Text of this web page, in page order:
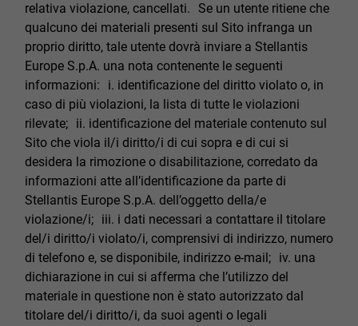
relativa violazione, cancellati. Se un utente ritiene che
qualcuno dei materiali presenti sul Sito infranga un
proprio diritto, tale utente dovrà inviare a Stellantis
Europe S.p.A. una nota contenente le seguenti
informazioni: i. identificazione del diritto violato o, in
caso di più violazioni, la lista di tutte le violazioni
rilevate; ii. identificazione del materiale contenuto sul
Sito che viola il/i diritto/i di cui sopra e di cui si
desidera la rimozione o disabilitazione, corredato da
informazioni atte all’identificazione da parte di
Stellantis Europe S.p.A. dell’oggetto della/e
violazione/i; iii. i dati necessari a contattare il titolare
del/i diritto/i violato/i, comprensivi di indirizzo, numero
di telefono e, se disponibile, indirizzo e-mail; iv. una
dichiarazione in cui si afferma che l’utilizzo del
materiale in questione non è stato autorizzato dal
titolare del/i diritto/i, da suoi agenti o legali